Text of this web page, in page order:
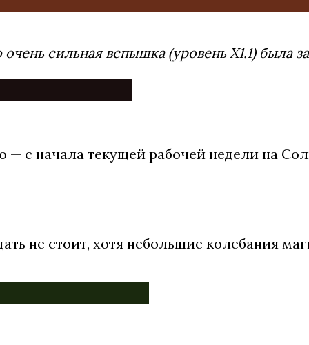
сильная вспышка (уровень X1.1)
с начала текущей рабочей недели на
не стоит, хотя небольшие колебания